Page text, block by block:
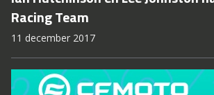
Racing Team
11 december 2017